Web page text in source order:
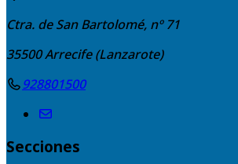
Ctra. de San Bartolomé, nº 71
35500Arrecife (Lanzarote)
928801500
Secciones